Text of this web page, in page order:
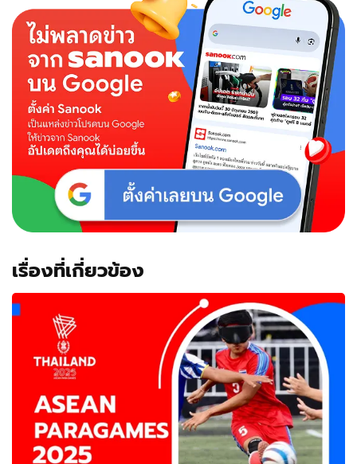
เรื่องที่เกี่ยวข้อง